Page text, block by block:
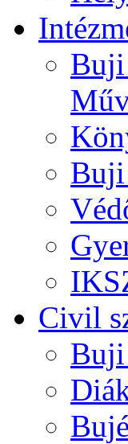
Buji
Buji
Civil
Buji